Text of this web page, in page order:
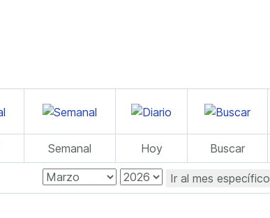
Semanal Hoy Buscar
Ir al mes específico